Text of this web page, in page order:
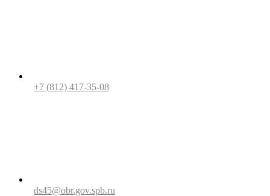
+7 (812) 417-35-08
ds45@obr.gov.spb.ru